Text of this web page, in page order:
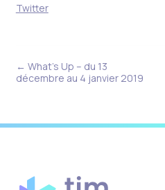
Twitter
← What’s Up – du 13
décembre au 4 janvier 2019